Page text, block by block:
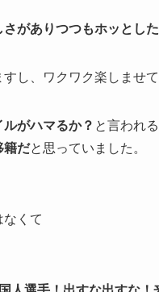
さがありつつもホッとし
し、ワクワク楽しませ
がハマるか？ と言われ
籍だと思っていました。
くて